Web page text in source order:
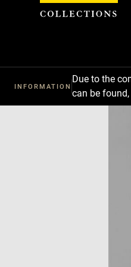
INFORMATION
Due to the
can be
Cookies management panel